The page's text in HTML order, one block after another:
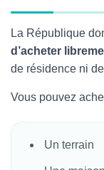
La République
d’acheter
de résidence ni
Vous pouvez
Un terrain